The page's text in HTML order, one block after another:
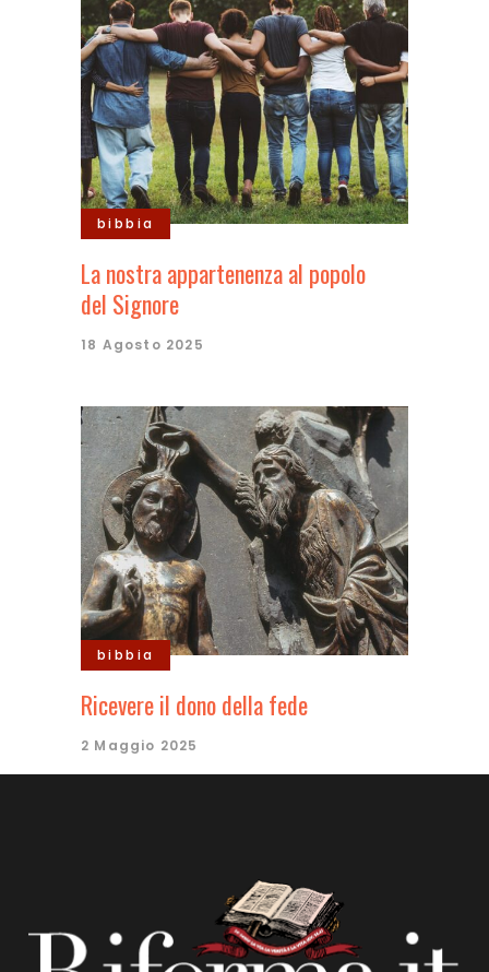
bibbia
La nostra appartenenza al popolo
del Signore
18 Agosto 2025
bibbia
Ricevere il dono della fede
2 Maggio 2025